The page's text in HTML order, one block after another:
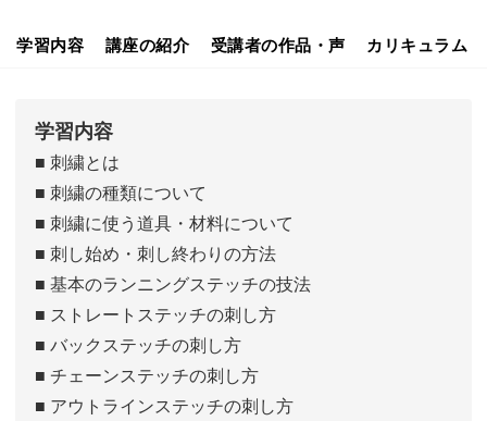
学習内容 講座の紹介 受講者の作品・声 カリキュラム
学習内容
■ 刺繍とは
■ 刺繍の種類について
■ 刺繍に使う道具・材料について
■ 刺し始め・刺し終わりの方法
■ 基本のランニングステッチの技法
■ ストレートステッチの刺し方
■ バックステッチの刺し方
■ チェーンステッチの刺し方
■ アウトラインステッチの刺し方